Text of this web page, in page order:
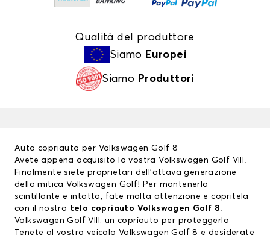
Qualità del produttore
Siamo Europei
Siamo Produttori
Auto copriauto per Volkswagen Golf 8
Avete appena acquisito la vostra Volkswagen Golf VIII.
Finalmente siete proprietari dell’ottava generazione
della mitica Volkswagen Golf! Per mantenerla
scintillante e intatta, fate molta attenzione e copritela
con il nostro telo copriauto Volkswagen Golf 8.
Volkswagen Golf VIII: un copriauto per proteggerla
Tenete al vostro veicolo Volkswagen Golf 8 e desiderate